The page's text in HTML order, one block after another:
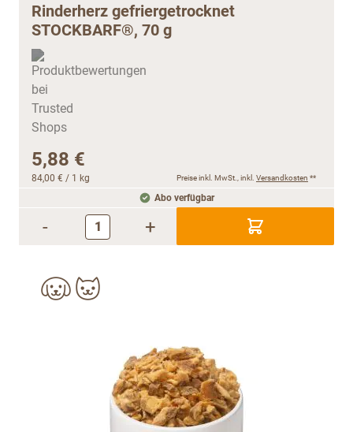
Rinderherz gefriergetrocknet
STOCKBARF®, 70 g
5,88 €
84,00 € / 1 kg Preise inkl. MwSt., inkl. Versandkosten **
Abo verfügbar
- +